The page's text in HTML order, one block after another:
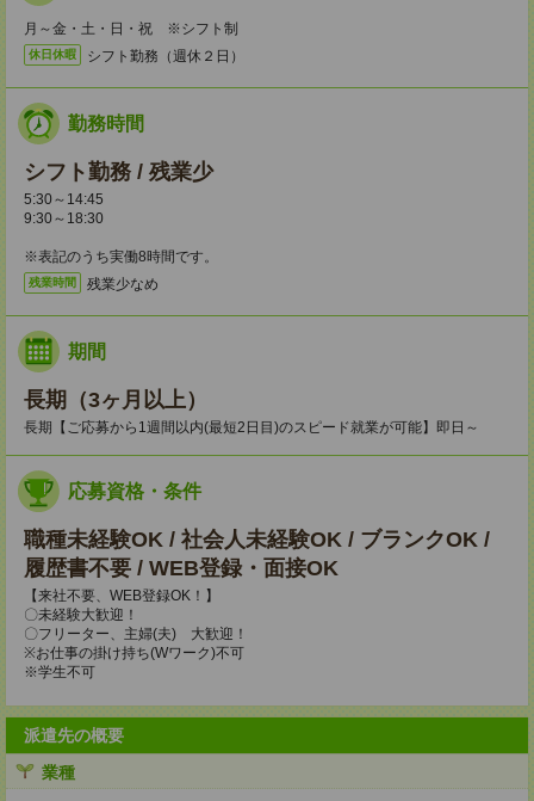
月～金・土・日・祝 ※シフト制
休日休暇 シフト勤務（週休２日）
勤務時間
シフト勤務 / 残業少
5:30～14:45
9:30～18:30
※表記のうち実働8時間です。
残業時間 残業少なめ
期間
長期（3ヶ月以上）
長期【ご応募から1週間以内(最短2日目)のスピード就業が可能】即日～
応募資格・条件
職種未経験OK / 社会人未経験OK / ブランクOK /
履歴書不要 / WEB登録・面接OK
【来社不要、WEB登録OK！】
〇未経験大歓迎！
〇フリーター、主婦(夫) 大歓迎！
※お仕事の掛け持ち(Wワーク)不可
※学生不可
派遣先の概要
業種